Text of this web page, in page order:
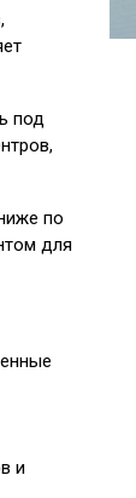
под
по
для
и